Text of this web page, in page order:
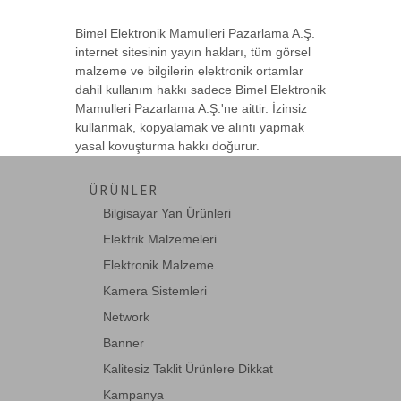
Bimel Elektronik Mamulleri Pazarlama A.Ş.
internet sitesinin yayın hakları, tüm görsel
malzeme ve bilgilerin elektronik ortamlar
dahil kullanım hakkı sadece Bimel Elektronik
Mamulleri Pazarlama A.Ş.'ne aittir. İzinsiz
kullanmak, kopyalamak ve alıntı yapmak
yasal kovuşturma hakkı doğurur.
ÜRÜNLER
Bilgisayar Yan Ürünleri
Elektrik Malzemeleri
Elektronik Malzeme
Kamera Sistemleri
Network
Banner
Kalitesiz Taklit Ürünlere Dikkat
Kampanya